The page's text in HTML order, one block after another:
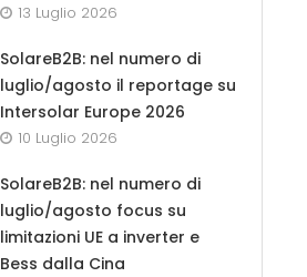
13 Luglio 2026
SolareB2B: nel numero di
luglio/agosto il reportage su
Intersolar Europe 2026
10 Luglio 2026
SolareB2B: nel numero di
luglio/agosto focus su
limitazioni UE a inverter e
Bess dalla Cina